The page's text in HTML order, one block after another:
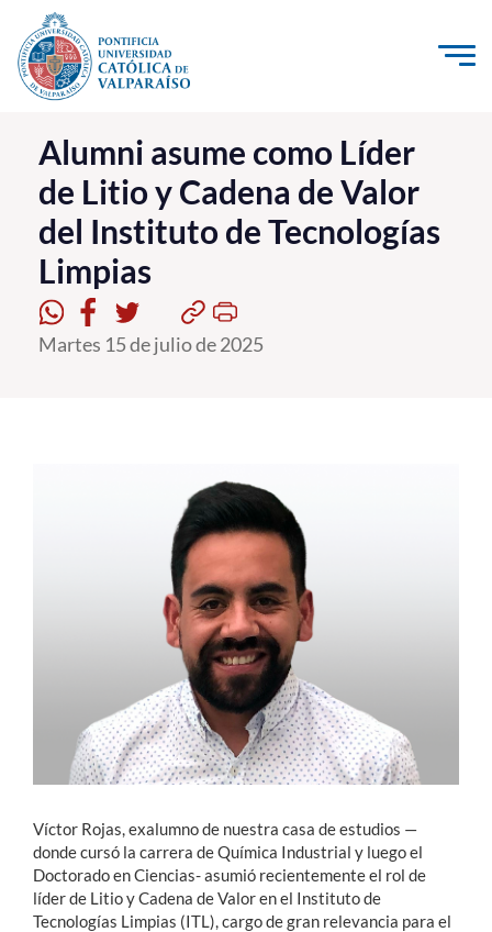
Click acá para ir directamente al contenido
La Universidad
Investigación, Creación e Innovación
PUCV Internacional
Vinculación con el Medio
Admisión
English
Alumni asume como Líder
de Litio y Cadena de Valor
del Instituto de Tecnologías
Limpias
Martes 15 de julio de 2025
Víctor Rojas, exalumno de nuestra casa de estudios —
donde cursó la carrera de Química Industrial y luego el
Doctorado en Ciencias- asumió recientemente el rol de
líder de Litio y Cadena de Valor en el Instituto de
Tecnologías Limpias (ITL), cargo de gran relevancia para el